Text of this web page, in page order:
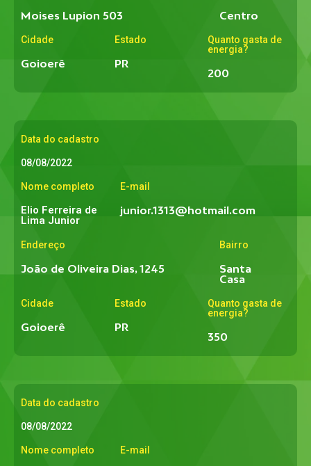
Moises Lupion 503 Centro
Cidade
Goioerê
Estado
PR
Quanto gasta de
energia?
200
Data do cadastro
08/08/2022
Nome completo
Elio Ferreira de
Lima Junior
E-mail
junior.1313@hotmail.com
Endereço
João de Oliveira Dias, 1245
Bairro
Santa
Casa
Cidade
Goioerê
Estado
PR
Quanto gasta de
energia?
350
Data do cadastro
08/08/2022
Nome completo E-mail